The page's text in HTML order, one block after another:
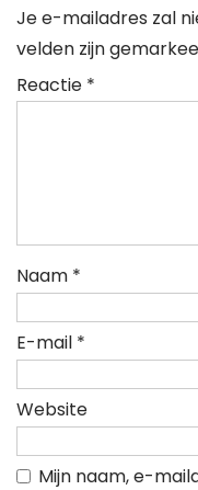
Je e-mailadres zal
velden zijn
Reactie *
Naam *
E-mail *
Website
Mijn naam, e-